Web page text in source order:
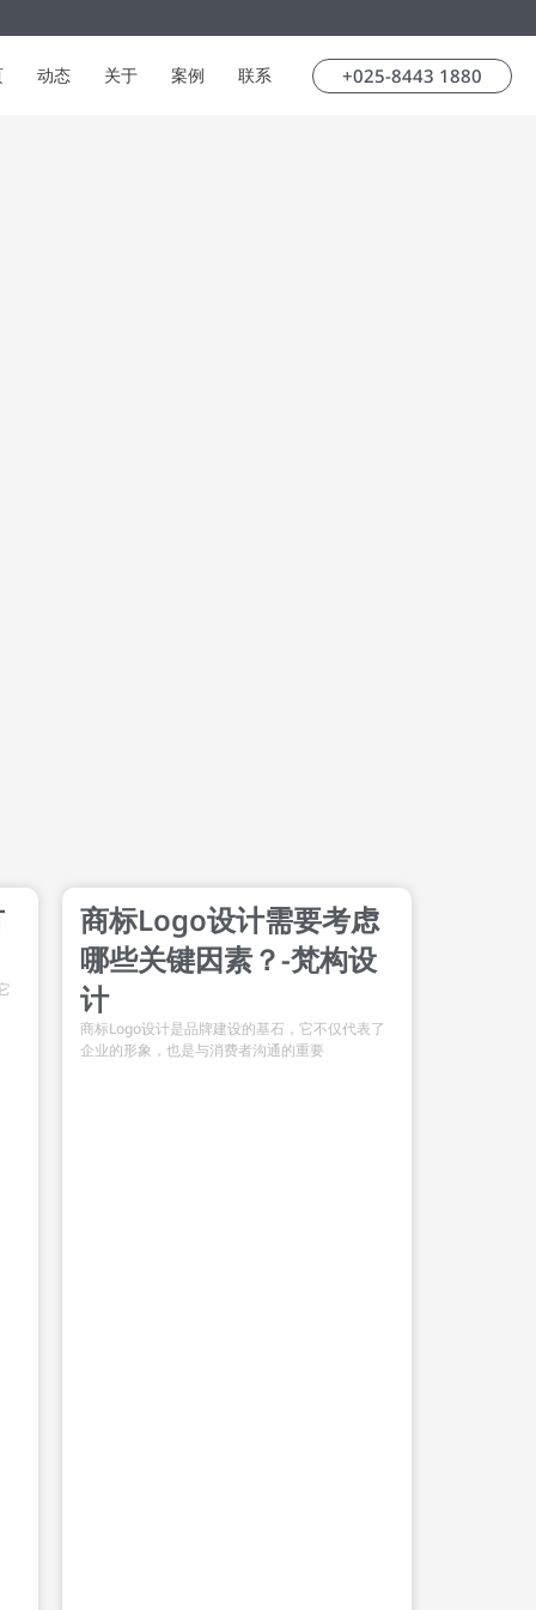
动态 关于 案例 联系 +025-8443 1880
商标Logo设计需要考虑
哪些关键因素？-梵构设
计
商标Logo设计是品牌建设的基石，它不仅代表了
企业的形象，也是与消费者沟通的重要